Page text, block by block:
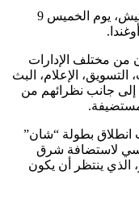
واختتمت الجولات النهائية من عمليات التفتيش، يوم الخميس 9
من مختلف الإدارات
التسويق، الإعلام، البث
إلى جانب نظرائهم من
انطلاق بطولة “شان”
لاستضافة شرق
الذي ينتظر أن يكون